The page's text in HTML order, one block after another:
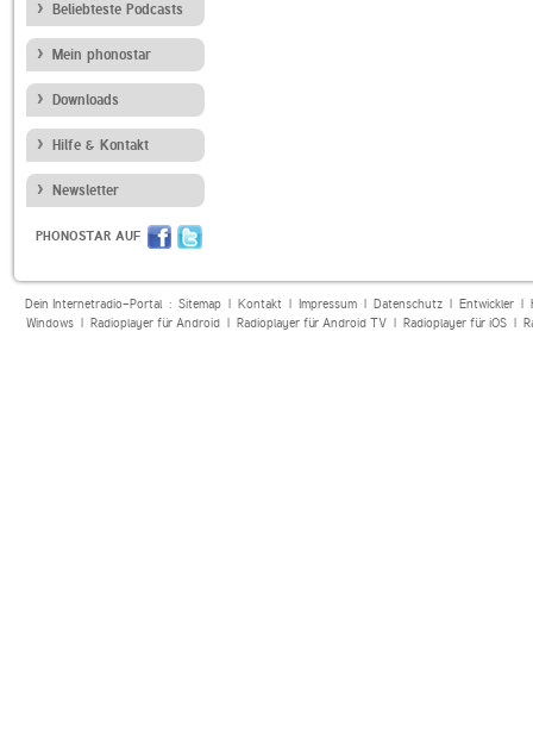
Beliebteste Podcasts
Mein phonostar
Downloads
Hilfe & Kontakt
Newsletter
PHONOSTAR AUF
Dein Internetradio-Portal : Sitemap| Kontakt| Impressum| Datenschutz| Entwickler|
Windows| Radioplayer für Android| Radioplayer für Android TV| Radioplayer für iOS|